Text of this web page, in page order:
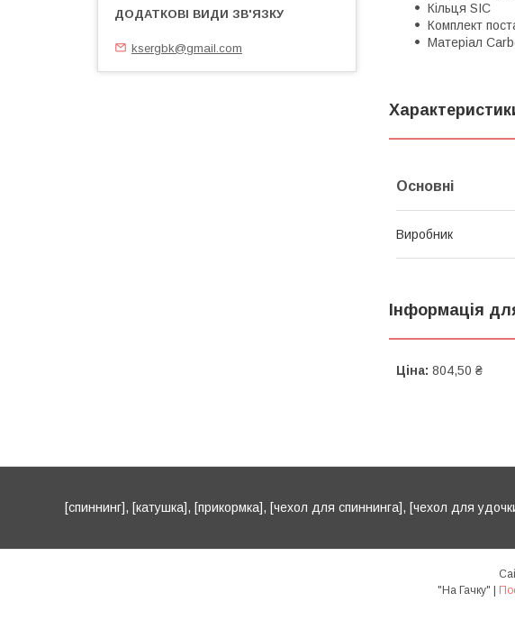
Кільця SIC
Комплект
Матеріал
Основні
Виробник
Інформація
Ціна: 804,50 ₴
ksergbk@gmail.com
[спиннинг], [катушка], [прикормка], [чехол для спиннинга], [чехол для